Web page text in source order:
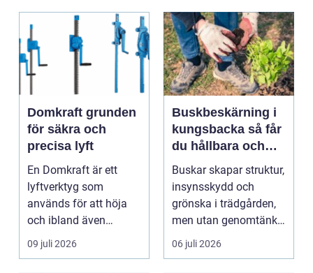
Domkraft grunden
för säkra och
precisa lyft
En Domkraft är ett
lyftverktyg som
används för att höja
och ibland även
positionera tunga
objekt, so...
09 juli 2026
Buskbeskärning i
kungsbacka så får
du hållbara och
vackra buskar året
runt
Buskar skapar struktur,
insynsskydd och
grönska i trädgården,
men utan genomtänkt
beskärning blir de...
06 juli 2026